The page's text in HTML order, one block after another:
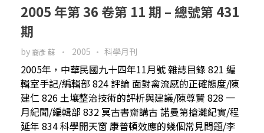
2005 年第 36 卷第 11 期 – 總號第 431
期
by 裔彥 蘇 2005 科學月刊
2005年，中華民國九十四年11月號 雜誌目錄 821 編
輯室手記/編輯部 824 評論 面對禽流感的正確態度/陳
建仁 826 土壤整治技術的評析與建議/陳尊賢 828 一
月紀聞/編輯部 832 冥古書齋講古 諾曼第搶灘紀實/程
延年 834 科學開天窗 康普頓效應的幾個常見問題/李